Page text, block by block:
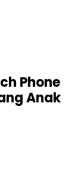
Phone
Anak